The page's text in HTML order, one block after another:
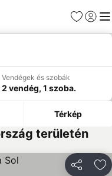
Kedvencek
Vendégek és szobák
2 vendég, 1 szoba.
Térkép
területén